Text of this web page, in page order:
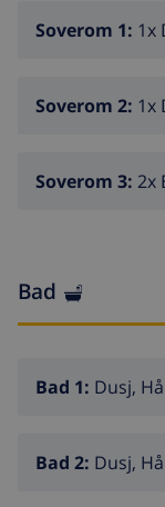
Soverom 1: 1x
Soverom 2: 1x
Soverom 3: 2x
Bad
Bad 1: Dusj,
Bad 2: Dusj,